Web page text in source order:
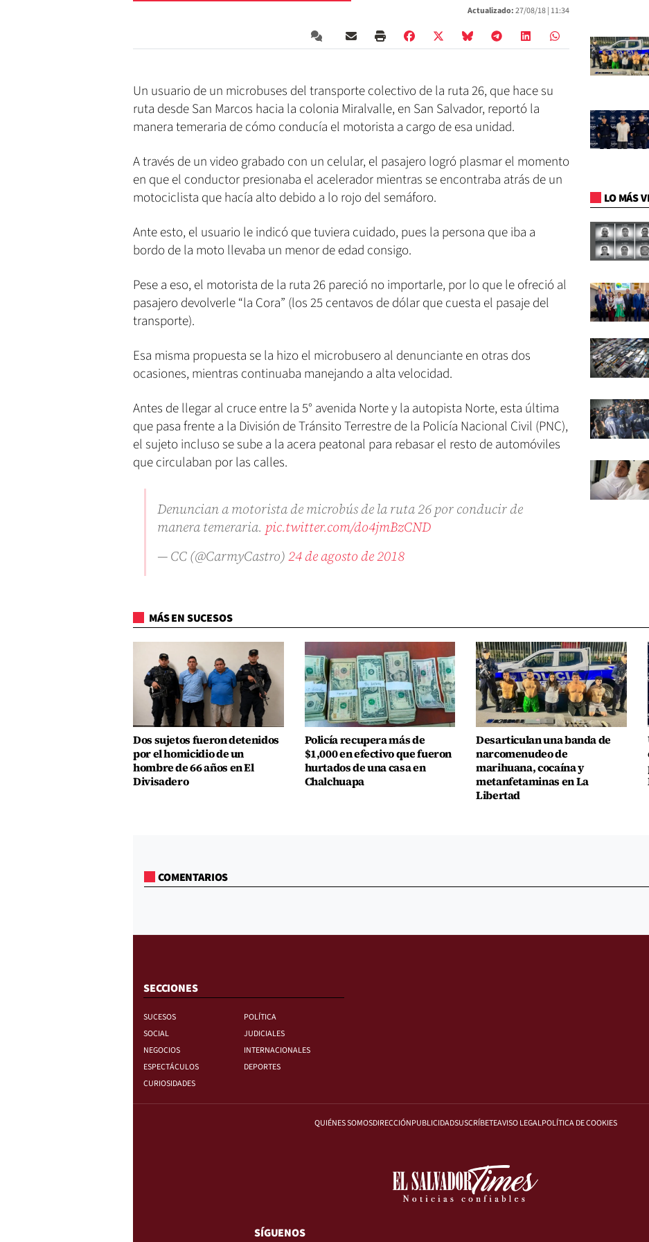
Actualizado:27/08/18 | 11:34
Un usuario de un microbuses del transporte colectivo de la ruta 26, que hace su
ruta desde San Marcos hacia la colonia Miralvalle, en San Salvador, reportó la
manera temeraria de cómo conducía el motorista a cargo de esa unidad.
A través de un video grabado con un celular, el pasajero logró plasmar el momento
en que el conductor presionaba el acelerador mientras se encontraba atrás de un
motociclista que hacía alto debido a lo rojo del semáforo.
Ante esto, el usuario le indicó que tuviera cuidado, pues la persona que iba a
bordo de la moto llevaba un menor de edad consigo.
Pese a eso, el motorista de la ruta 26 pareció no importarle, por lo que le ofreció al
pasajero devolverle “la Cora” (los 25 centavos de dólar que cuesta el pasaje del
transporte).
Esa misma propuesta se la hizo el microbusero al denunciante en otras dos
ocasiones, mientras continuaba manejando a alta velocidad.
Antes de llegar al cruce entre la 5° avenida Norte y la autopista Norte, esta última
que pasa frente a la División de Tránsito Terrestre de la Policía Nacional Civil (PNC),
el sujeto incluso se sube a la acera peatonal para rebasar el resto de automóviles
que circulaban por las calles.
Denuncian a motorista de microbús de la ruta 26 por conducir de
manera temeraria. pic.twitter.com/do4jmBzCND
— CC (@CarmyCastro)24 de agosto de 2018
LO MÁS
MÁS EN SUCESOS
Dos sujetos fueron detenidos
por el homicidio de un
hombre de 66 años en El
Divisadero
Policía recupera más de
$1,000 en efectivo que fueron
hurtados de una casa en
Chalchuapa
Desarticulan una banda de
narcomenudeo de
marihuana, cocaína y
metanfetaminas en La
Libertad
COMENTARIOS
SECCIONES
SUCESOS
POLÍTICA
SOCIAL
JUDICIALES
NEGOCIOS
INTERNACIONALES
ESPECTÁCULOS
DEPORTES
CURIOSIDADES
QUIÉNES SOMOSDIRECCIÓNPUBLICIDADSUSCRÍBETEAVISO LEGALPOLÍTICA DE COOKIES
SÍGUENOS